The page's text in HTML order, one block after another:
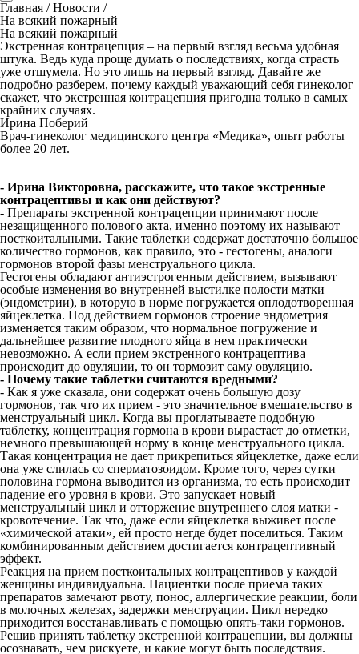
Главная /Новости /
На всякий пожарный
На всякий пожарный
Экстренная контрацепция – на первый взгляд весьма удобная
штука. Ведь куда проще думать о последствиях, когда страсть
уже отшумела. Но это лишь на первый взгляд. Давайте же
подробно разберем, почему каждый уважающий себя гинеколог
скажет, что экстренная контрацепция пригодна только в самых
крайних случаях.
Ирина Поберий
Врач-гинеколог медицинского центра «Медика», опыт работы
более 20 лет.
- Ирина Викторовна, расскажите, что такое экстренные
контрацептивы и как они действуют?
- Препараты экстренной контрацепции принимают после
незащищенного полового акта, именно поэтому их называют
посткоитальными. Такие таблетки содержат достаточно большое
количество гормонов, как правило, это - гестогены, аналоги
гормонов второй фазы менструального цикла.
Гестогены обладают антиэстрогенным действием, вызывают
особые изменения во внутренней выстилке полости матки
(эндометрии), в которую в норме погружается оплодотворенная
яйцеклетка. Под действием гормонов строение эндометрия
изменяется таким образом, что нормальное погружение и
дальнейшее развитие плодного яйца в нем практически
невозможно. А если прием экстренного контрацептива
происходит до овуляции, то он тормозит саму овуляцию.
- Почему такие таблетки считаются вредными?
- Как я уже сказала, они содержат очень большую дозу
гормонов, так что их прием - это значительное вмешательство в
менструальный цикл. Когда вы проглатываете подобную
таблетку, концентрация гормона в крови вырастает до отметки,
немного превышающей норму в конце менструального цикла.
Такая концентрация не дает прикрепиться яйцеклетке, даже если
она уже слилась со сперматозоидом. Кроме того, через сутки
половина гормона выводится из организма, то есть происходит
падение его уровня в крови. Это запускает новый
менструальный цикл и отторжение внутреннего слоя матки -
кровотечение. Так что, даже если яйцеклетка выживет после
«химической атаки», ей просто негде будет поселиться. Таким
комбинированным действием достигается контрацептивный
эффект.
Реакция на прием посткоитальных контрацептивов у каждой
женщины индивидуальна. Пациентки после приема таких
препаратов замечают рвоту, понос, аллергические реакции, боли
в молочных железах, задержки менструации. Цикл нередко
приходится восстанавливать с помощью опять-таки гормонов.
Решив принять таблетку экстренной контрацепции, вы должны
осознавать, чем рискуете, и какие могут быть последствия.